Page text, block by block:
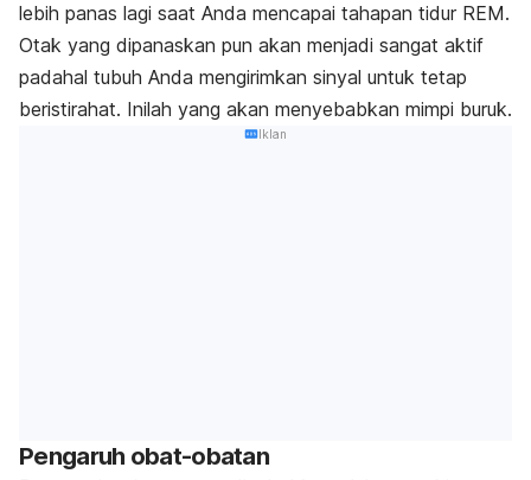
lebih panas lagi saat Anda mencapai tahapan tidur REM.
Otak yang dipanaskan pun akan menjadi sangat aktif
padahal tubuh Anda mengirimkan sinyal untuk tetap
beristirahat. Inilah yang akan menyebabkan mimpi buruk.
Iklan
Pengaruh obat-obatan